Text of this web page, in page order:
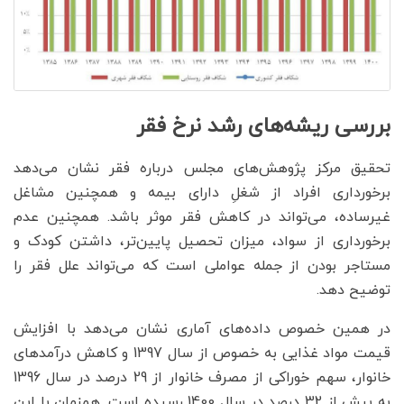
بررسی ریشه‌های رشد نرخ فقر
تحقیق مرکز پژوهش‌های مجلس درباره فقر نشان می‌دهد
برخورداری افراد از شغلِ دارای بیمه و همچنین مشاغل
غیرساده، می‌تواند در کاهش فقر موثر باشد. همچنین عدم
برخورداری از سواد، میزان تحصیل پایین‌تر، داشتن کودک و
مستاجر بودن از جمله عواملی است که می‌تواند علل فقر را
توضیح دهد.
در همین خصوص داده‌های آماری نشان می‌دهد با افزایش
قیمت مواد غذایی به خصوص از سال 1397 و کاهش درآمدهای
خانوار، سهم خوراکی از مصرف خانوار از 29 درصد در سال 1396